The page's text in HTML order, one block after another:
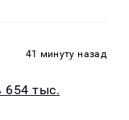
41 минуту назад
654 тыс.